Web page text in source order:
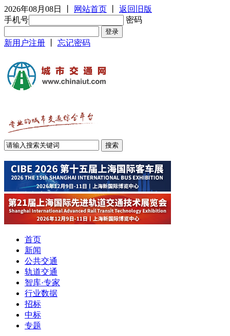
2026年08月08日 网站首页
返回旧版
手机号
密码
新用户注册 忘记密码
首页
新闻
公共交通
轨道交通
智库·专家
行业数据
招标
中标
专题